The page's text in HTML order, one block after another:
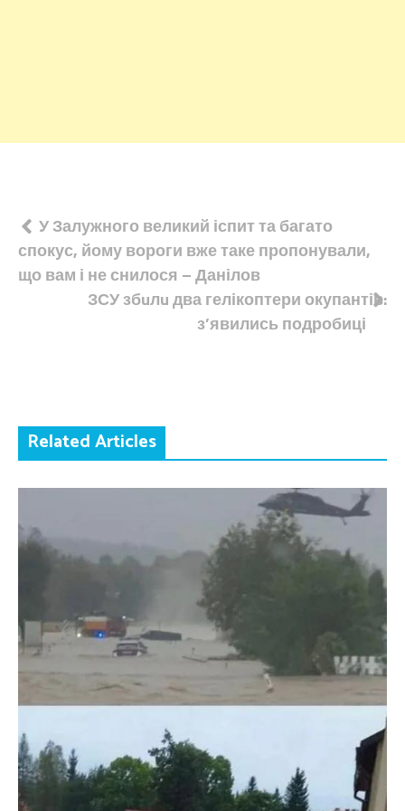
Навігація
записів
У Залужного великий іспит та багато
спокус, йому вороги вже таке пропонували,
що вам і не снилося – Данілов
ЗСУ збuлu два гелікоптери окупантів:
з’явились подробиці
Related Articles